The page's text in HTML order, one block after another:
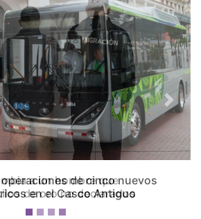
a un hombre que
de oro no declarados
Next